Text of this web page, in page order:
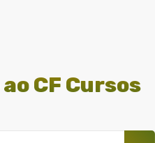
ao CF Cursos